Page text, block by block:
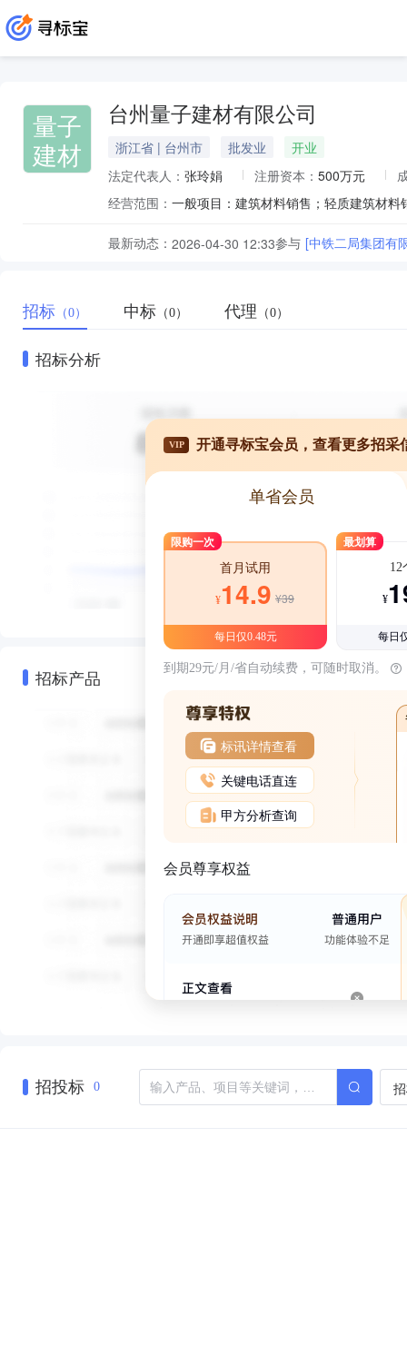
量子
建材
台州量子建材有限公司
浙江省 | 台州市 批发业
开业
法定代表人： 张玲娟 注册资本： 500万元
经营范围：
最新动态： 2026-04-30 12:33参与 [中铁二局集团有
招标 （0） 中标 （0） 代理 （0）
招标分析
招标产品
VIP 开通寻标宝会员，查看更多招采
单省会员
限购一次
首月试用
¥14.9 ¥39
每日仅0.48元
最划算
12
¥
每日
到期29元/月/省自动续费，可随时取消。
标讯详情查看
关键电话直连
甲方分析查询
会员尊享权益
招投标 0